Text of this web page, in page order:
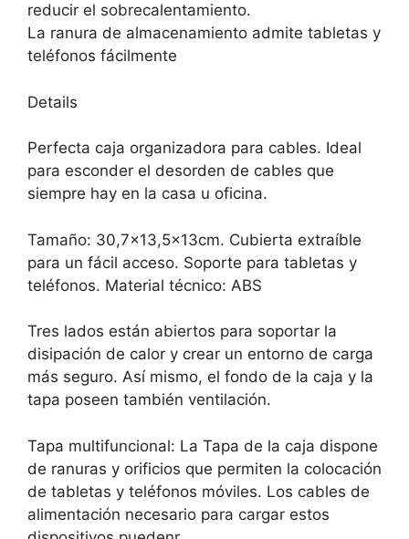
reducir el sobrecalentamiento.
La ranura de almacenamiento admite tabletas y
teléfonos fácilmente
Details
Perfecta caja organizadora para cables. Ideal
para esconder el desorden de cables que
siempre hay en la casa u oficina.
Tamaño: 30,7×13,5x13cm. Cubierta extraíble
para un fácil acceso. Soporte para tabletas y
teléfonos. Material técnico: ABS
Tres lados están abiertos para soportar la
disipación de calor y crear un entorno de carga
más seguro. Así mismo, el fondo de la caja y la
tapa poseen también ventilación.
Tapa multifuncional: La Tapa de la caja dispone
de ranuras y orificios que permiten la colocación
de tabletas y teléfonos móviles. Los cables de
alimentación necesario para cargar estos